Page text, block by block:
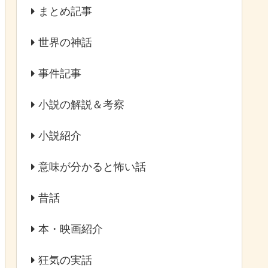
まとめ記事
世界の神話
事件記事
小説の解説＆考察
小説紹介
意味が分かると怖い話
昔話
本・映画紹介
狂気の実話